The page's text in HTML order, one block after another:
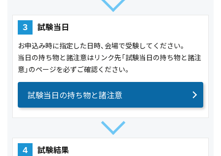
3 試験当日
お申込み時に指定した日時、会場で受験してください。
当日の持ち物と諸注意はリンク先「試験当日の持ち物と諸注
意」のページを必ずご確認ください。
試験当日の持ち物と諸注意
4 試験結果